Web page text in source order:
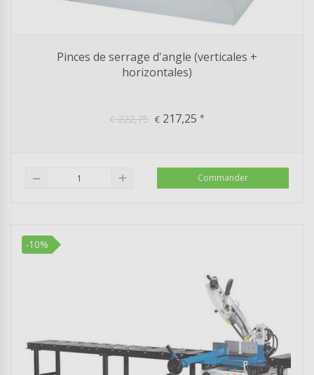
Pinces de serrage d'angle (verticales +
horizontales)
€222,75 €217,25 *
remove add Commander
-10%